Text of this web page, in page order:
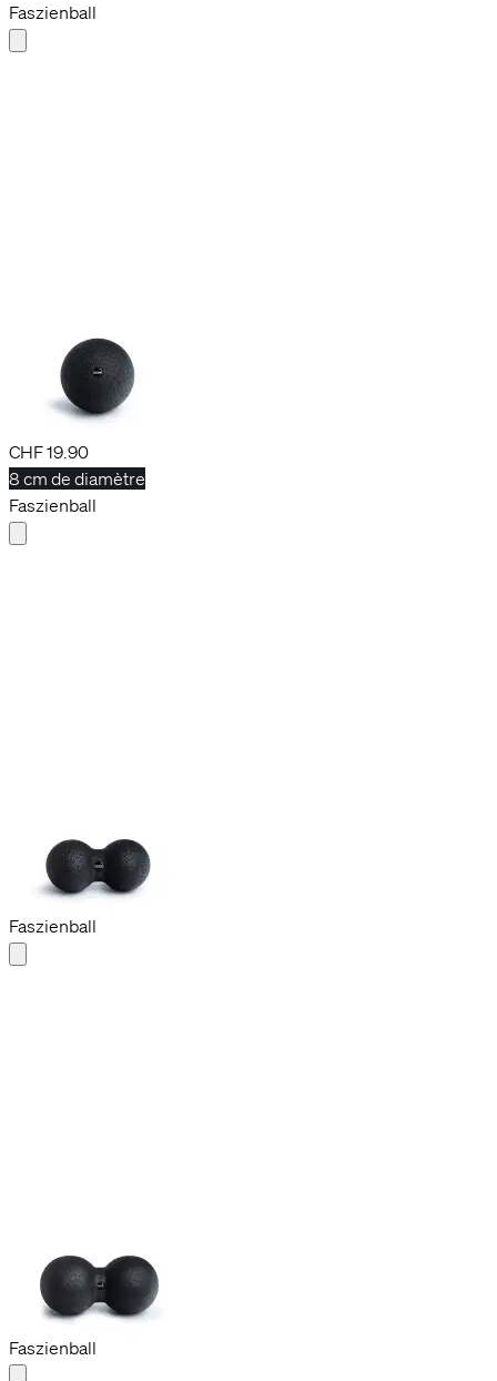
Faszienball
CHF 19.90
8 cm de diamètre
Faszienball
Duoball 08
CHF 24.90
12 cm
Faszienball
Duoball 12
CHF 29.90
Barre flexible
Faszienball
Paramètres des cookies